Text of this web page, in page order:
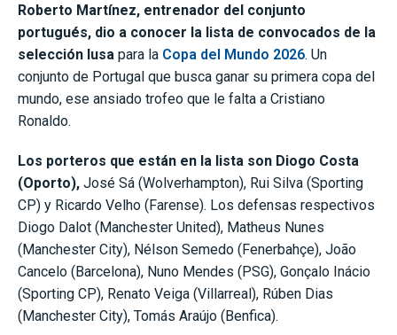
Roberto Martínez, entrenador del conjunto
portugués, dio a conocer la lista de convocados de la
selección lusa para la Copa del Mundo 2026. Un
conjunto de Portugal que busca ganar su primera copa del
mundo, ese ansiado trofeo que le falta a Cristiano
Ronaldo.
Los porteros que están en la lista son Diogo Costa
(Oporto), José Sá (Wolverhampton), Rui Silva (Sporting
CP) y Ricardo Velho (Farense). Los defensas respectivos
Diogo Dalot (Manchester United), Matheus Nunes
(Manchester City), Nélson Semedo (Fenerbahçe), João
Cancelo (Barcelona), Nuno Mendes (PSG), Gonçalo Inácio
(Sporting CP), Renato Veiga (Villarreal), Rúben Dias
(Manchester City), Tomás Araújo (Benfica).